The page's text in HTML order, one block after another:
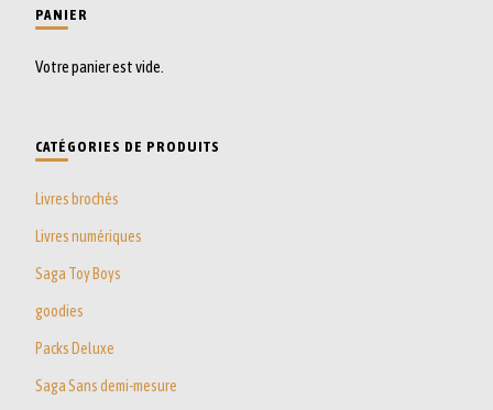
PANIER
Votre panier est vide.
CATÉGORIES DE PRODUITS
Livres brochés
Livres numériques
Saga Toy Boys
goodies
Packs Deluxe
Saga Sans demi-mesure